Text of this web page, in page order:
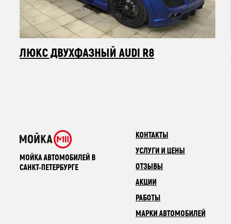
ЛЮКС ДВУХФАЗНЫЙ AUDI R8
МОЙКА АВТОМОБИЛЕЙ В
САНКТ-ПЕТЕРБУРГЕ
КОНТАКТЫ
УСЛУГИ И ЦЕНЫ
ОТЗЫВЫ
АКЦИИ
РАБОТЫ
МАРКИ АВТОМОБИЛЕЙ